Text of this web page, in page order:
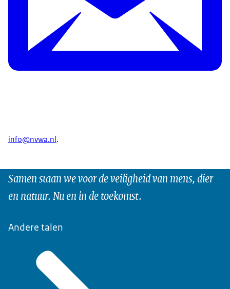
info@nvwa.nl.
Samen staan we voor de veiligheid van mens, dier
en natuur. Nu en in de toekomst.
Andere talen